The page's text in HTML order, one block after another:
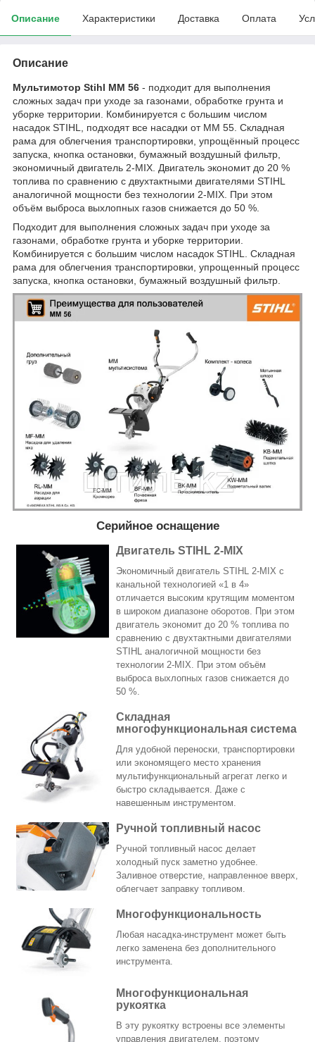
Описание Характеристики Доставка Оплата
Описание
Мультимотор Stihl MM 56 - подходит для выполнения
сложных задач при уходе за газонами, обработке грунта и
уборке территории. Комбинируется с большим числом
насадок STIHL, подходят все насадки от MM 55. Складная
рама для облегчения транспортировки, упрощённый процесс
запуска, кнопка остановки, бумажный воздушный фильтр,
экономичный двигатель 2-MIX. Двигатель экономит до 20 %
топлива по сравнению с двухтактными двигателями STIHL
аналогичной мощности без технологии 2-MIX. При этом
объём выброса выхлопных газов снижается до 50 %.
Подходит для выполнения сложных задач при уходе за
газонами, обработке грунта и уборке территории.
Комбинируется с большим числом насадок STIHL. Складная
рама для облегчения транспортировки, упрощенный процесс
запуска, кнопка остановки, бумажный воздушный фильтр.
Серийное оснащение
Двигатель STIHL 2-MIX
Экономичный двигатель STIHL 2-MIX с
канальной технологией «1 в 4»
отличается высоким крутящим моментом
в широком диапазоне оборотов. При этом
двигатель экономит до 20 % топлива по
сравнению с двухтактными двигателями
STIHL аналогичной мощности без
технологии 2-MIX. При этом объём
выброса выхлопных газов снижается до
50 %.
Складная
многофункциональная система
Для удобной переноски, транспортировки
или экономящего место хранения
мультифункциональный агрегат легко и
быстро складывается. Даже с
навешенным инструментом.
Ручной топливный насос
Ручной топливный насос делает
холодный пуск заметно удобнее.
Заливное отверстие, направленное вверх,
облегчает заправку топливом.
Многофункциональность
Любая насадка-инструмент может быть
легко заменена без дополнительного
инструмента.
Многофункциональная
рукоятка
В эту рукоятку встроены все элементы
управления двигателем, поэтому